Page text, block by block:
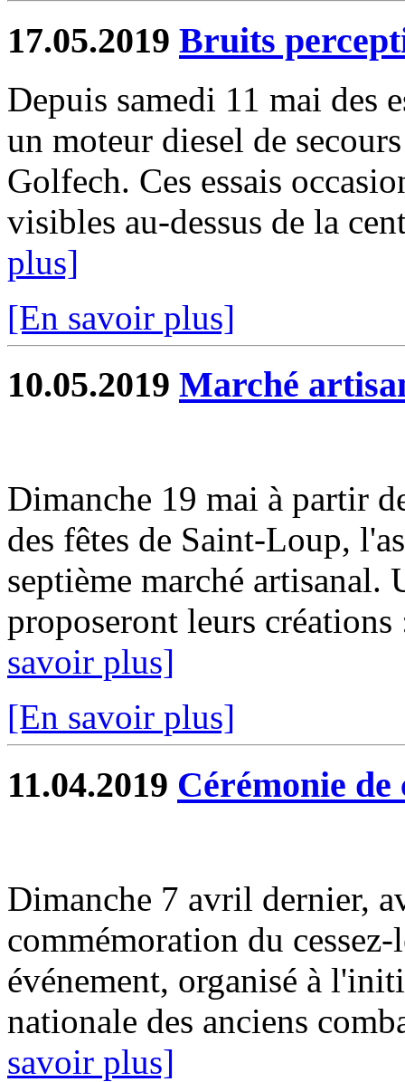
17.05.2019 Bruits
Depuis samedi 11 mai des
un moteur diesel de
Golfech. Ces essais
visibles au-dessus de la
plus]
[En savoir plus]
10.05.2019 Marché
Dimanche 19 mai à partir
des fêtes de Saint-Loup,
septième marché artisanal.
proposeront leurs
savoir plus]
[En savoir plus]
11.04.2019 Cérémonie
Dimanche 7 avril dernier,
commémoration du
événement, organisé à
nationale des anciens
savoir plus]